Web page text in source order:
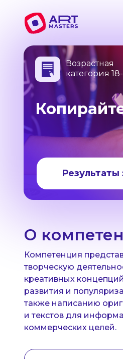
Возрастная
категория
Результаты
О
Компетенция
творческую
креативных
развития и
также написанию
и текстов для
коммерческих целей.